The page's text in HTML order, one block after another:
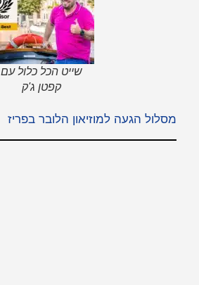
שייט הכל כלול עם
קפטן ג'ק
מסלול הגעה למוזיאון הלובר בפריז